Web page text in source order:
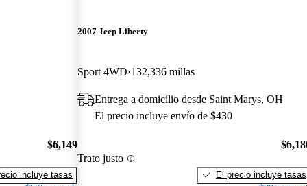
$6,149
incluye tasas
2007 Jeep Liberty
Sport 4WD 132,336 millas
Entrega a domicilio desde Saint Marys, OH
El precio incluye envío de $430
Trato justo
El precio incluye tasas